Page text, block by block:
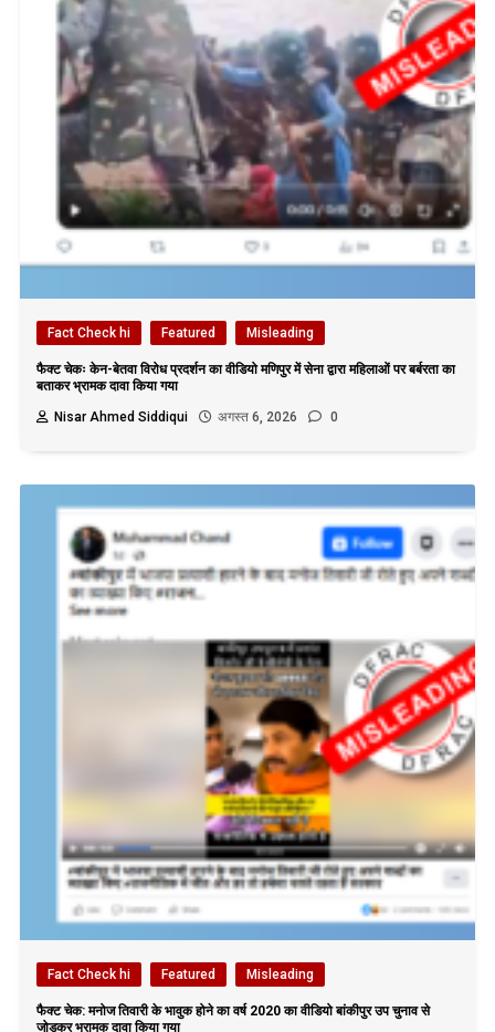
Fact Check hi Featured Misleading
फैक्ट चेकः केन-बेतवा विरोध प्रदर्शन का वीडियो मणिपुर में सेना द्वारा महिलाओं पर बर्बरता का
बताकर भ्रामक दावा किया गया
Nisar Ahmed Siddiqui
अगस्त 6, 2026 0
Fact Check hi Featured Misleading
फैक्ट चेक: मनोज तिवारी के भावुक होने का वर्ष 2020 का वीडियो बांकीपुर उप चुनाव से
जोड़कर भ्रामक दावा किया गया